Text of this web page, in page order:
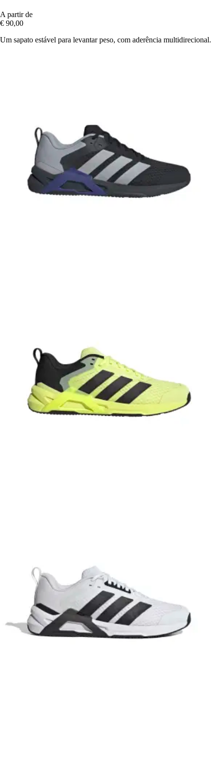
A partir de
€ 90,00
Um sapato estável para levantar peso, com aderência multidirecional.